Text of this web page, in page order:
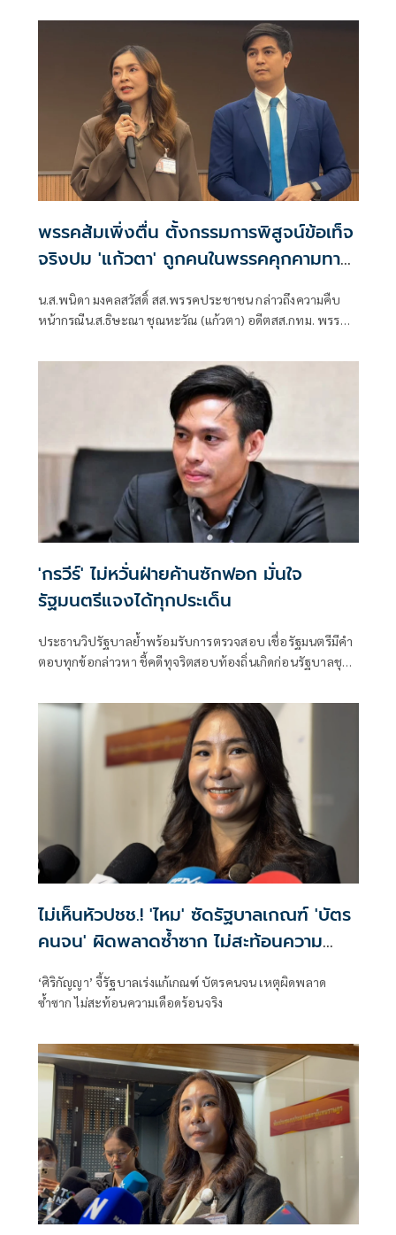
การเล่น ไม่ใช่การนั่งท่องจำในห้องเรียน เหน็บพรรคก้าวหน้ายัง
พรรคส้มเพิ่งตื่น ตั้งกรรมการพิสูจน์ข้อเท็จ
จริงปม 'แก้วตา' ถูกคนในพรรคคุกคามทาง
น.ส.พนิดา มงคลสวัสดิ์ สส.พรรคประชาชน กล่าวถึงความคืบ
หน้ากรณีน.ส.ธิษะณา ชุณหะวัณ (แก้วตา) อดีตสส.กทม. พรรค
ไม่มีผู้ที่มีส่วนเกี่ยวข้องกับสภาชุดที่ผ่านมาขึ้นมา เพื่อเปิดพื้นที่
ให้ผู้เสียหายรู้สึกสบายใจที่สุด วางใจที่สุด และปลอดภัยที่สุด
'กรวีร์' ไม่หวั่นฝ่ายค้านซักฟอก มั่นใจ
รัฐมนตรีแจงได้ทุกประเด็น
ประธานวิปรัฐบาลย้ำพร้อมรับการตรวจสอบ เชื่อรัฐมนตรีมีคำ
ตอบทุกข้อกล่าวหา ชี้คดีทุจริตสอบท้องถิ่นเกิดก่อนรัฐบาลชุด
รัฐมนตรีและรัฐมนตรีพรรคภูมิใจไทย
ไม่เห็นหัวปชช.! 'ไหม' ซัดรัฐบาลเกณฑ์ 'บัตร
คนจน' ผิดพลาดซ้ำซาก ไม่สะท้อนความ
เดือดร้อนจริง
‘ศิริกัญญา’ จี้รัฐบาลเร่งแก้เกณฑ์ บัตรคนจน เหตุผิดพลาด
ซ้ำซาก ไม่สะท้อนความเดือดร้อนจริง